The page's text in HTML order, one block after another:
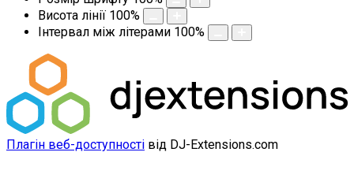
Висота лінії 100%
Інтервал між літерами 100%
Плагін веб-доступності від DJ-Extensions.com